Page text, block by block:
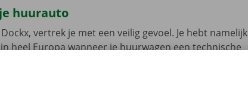
huurauto
vertrek je met een veilig gevoel. Je hebt namelijk
heel Europa wanneer je huurwagen een technische
voor vertrek samen in beeld.
we voor.